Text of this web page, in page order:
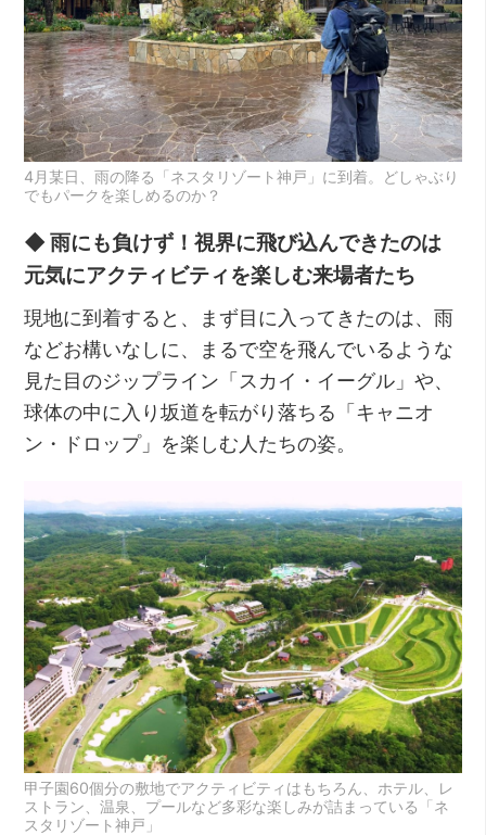
4月某日、雨の降る「ネスタリゾート神戸」に到着。どしゃぶり
でもパークを楽しめるのか？
◆ 雨にも負けず！視界に飛び込んできたのは
元気にアクティビティを楽しむ来場者たち
現地に到着すると、まず目に入ってきたのは、雨
などお構いなしに、まるで空を飛んでいるような
見た目のジップライン「スカイ・イーグル」や、
球体の中に入り坂道を転がり落ちる「キャニオ
ン・ドロップ」を楽しむ人たちの姿。
甲子園60個分の敷地でアクティビティはもちろん、ホテル、レ
ストラン、温泉、プールなど多彩な楽しみが詰まっている「ネ
スタリゾート神戸」